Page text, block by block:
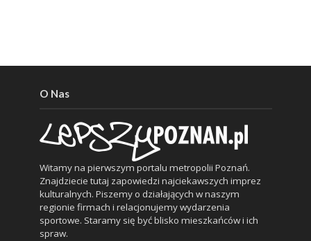
O Nas
Witamy na pierwszym portalu metropolii Poznań.
Znajdziecie tutaj zapowiedzi najciekawszych imprez
kulturalnych. Piszemy o działających w naszym
regionie firmach i relacjonujemy wydarzenia
sportowe. Staramy się być blisko mieszkańców i ich
spraw.